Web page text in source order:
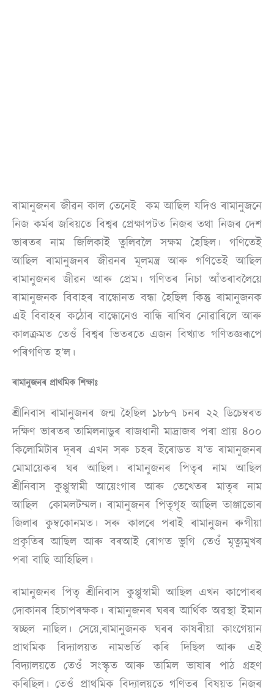
ৰামানুজনৰ জীৱন কাল তেনেই কম আছিল যদিও ৰামানুজনে
নিজ কৰ্মৰ জৰিয়তে বিশ্বৰ প্ৰেক্ষাপটত নিজৰ তথা নিজৰ দেশ
ভাৰতৰ নাম জিলিকাই তুলিবলৈ সক্ষম হৈছিল। গণিতেই
আছিল ৰামানুজনৰ জীৱনৰ মূলমন্ত্ৰ আৰু গণিতেই আছিল
ৰামানুজনৰ জীৱন আৰু প্ৰেম। গণিতৰ নিচা আঁতৰাবলৈয়ে
ৰামানুজনক বিবাহৰ বান্ধোনত বন্ধা হৈছিল কিন্তু ৰামানুজনক
এই বিবাহৰ কঠোৰ বান্ধোনেও বান্ধি ৰাখিব নোৱাৰিলে আৰু
কালক্ৰমত তেওঁ বিশ্বৰ ভিতৰতে এজন বিখ্যাত গণিতজ্ঞৰূপে
পৰিগণিত হ’ল।
ৰামানুজনৰ প্ৰাথমিক শিক্ষাঃ
শ্ৰীনিবাস ৰামানুজনৰ জন্ম হৈছিল ১৮৮৭ চনৰ ২২ ডিচেম্বৰত
দক্ষিণ ভাৰতৰ তামিলনাডুৰ ৰাজধানী মাদ্ৰাজৰ পৰা প্ৰায় ৪০০
কিলোমিটাৰ দূৰৰ এখন সৰু চহৰ ইৰোডত য’ত ৰামানুজনৰ
মোমায়েকৰ ঘৰ আছিল। ৰামানুজনৰ পিতৃৰ নাম আছিল
শ্ৰীনিবাস কুপ্পুস্বামী আয়েংগাৰ আৰু তেখেতৰ মাতৃৰ নাম
আছিল কোমলটম্মল। ৰামানুজনৰ পিতৃগৃহ আছিল তাঞ্জাভোৰ
জিলাৰ কুম্বকোনমত। সৰু কালৰে পৰাই ৰামানুজন ৰুগীয়া
প্ৰকৃতিৰ আছিল আৰু বৰআই ৰোগত ভুগি তেওঁ মৃত্যুমুখৰ
পৰা বাছি আহিছিল।
ৰামানুজনৰ পিতৃ শ্ৰীনিবাস কুপ্পুস্বামী আছিল এখন কাপোৰৰ
দোকানৰ হিচাপৰক্ষক। ৰামানুজনৰ ঘৰৰ আৰ্থিক অৱস্থা ইমান
স্বচ্ছল নাছিল। সেয়ে,ৰামানুজনক ঘৰৰ কাষৰীয়া কাংগেয়ান
প্ৰাথমিক বিদ্যালয়ত নামভৰ্তি কৰি দিছিল আৰু এই
বিদ্যালয়তে তেওঁ সংস্কৃত আৰু তামিল ভাষাৰ পাঠ গ্ৰহণ
কৰিছিল। তেওঁ প্ৰাথমিক বিদ্যালয়তে গণিতৰ বিষয়ত নিজৰ